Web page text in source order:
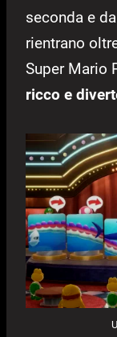
seconda e
rientrano
Super Mario
ricco e